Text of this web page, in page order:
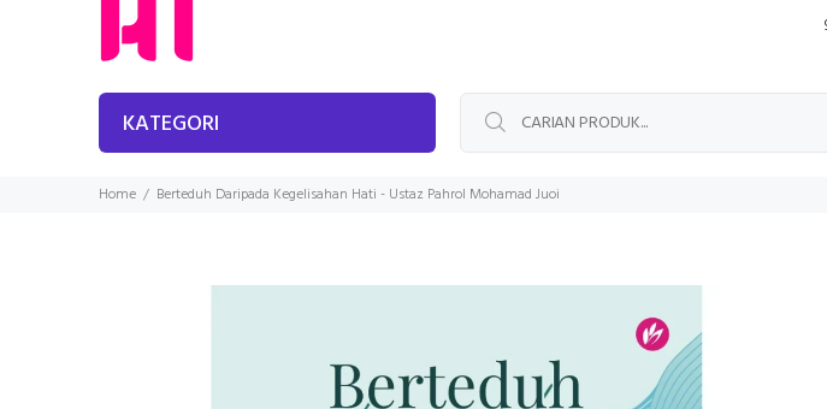
KATEGORI
Home Berteduh Daripada Kegelisahan Hati - Ustaz Pahrol Mohamad Juoi